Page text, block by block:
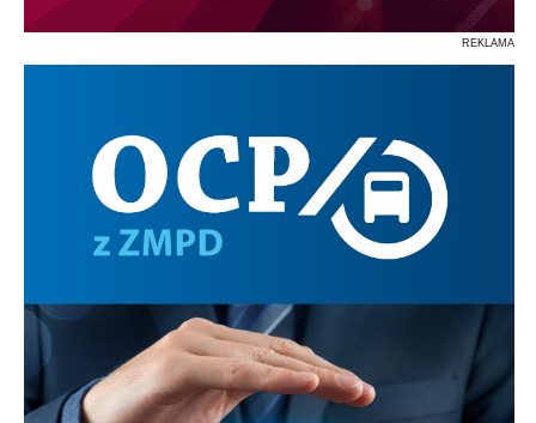
REKLAMA